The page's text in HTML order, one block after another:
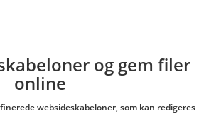
og gem filer
online
websideskabeloner, som kan redigeres